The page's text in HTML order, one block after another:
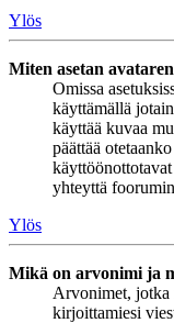
Ylös
Miten asetan
Omissa
käyttämällä
käyttää kuvaa
päättää
yhteyttä
Ylös
Mikä on arvonimi ja
Arvonimet, jotka
kirjoittamiesi